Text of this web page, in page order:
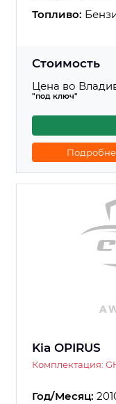
Топливо:
Стоимость
Цена во
"под ключ"
Kia OPIRUS
Комплектация:
Год/Месяц: